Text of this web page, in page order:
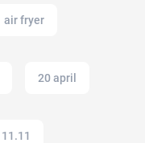
air fryer
20 april
11.11